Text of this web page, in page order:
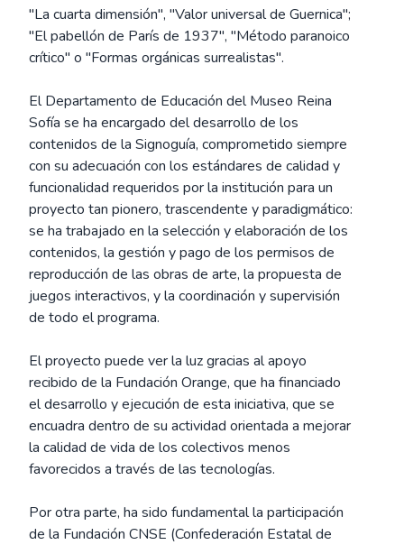
"La cuarta dimensión", "Valor universal de Guernica";
"El pabellón de París de 1937", "Método paranoico
crítico" o "Formas orgánicas surrealistas".
El Departamento de Educación del Museo Reina
Sofía se ha encargado del desarrollo de los
contenidos de la Signoguía, comprometido siempre
con su adecuación con los estándares de calidad y
funcionalidad requeridos por la institución para un
proyecto tan pionero, trascendente y paradigmático:
se ha trabajado en la selección y elaboración de los
contenidos, la gestión y pago de los permisos de
reproducción de las obras de arte, la propuesta de
juegos interactivos, y la coordinación y supervisión
de todo el programa.
El proyecto puede ver la luz gracias al apoyo
recibido de la Fundación Orange, que ha financiado
el desarrollo y ejecución de esta iniciativa, que se
encuadra dentro de su actividad orientada a mejorar
la calidad de vida de los colectivos menos
favorecidos a través de las tecnologías.
Por otra parte, ha sido fundamental la participación
de la Fundación CNSE (Confederación Estatal de